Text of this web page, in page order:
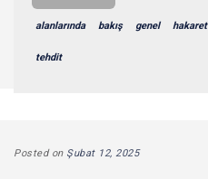
alanlarında bakış genel hakaret
tehdit
Posted on Şubat 12, 2025